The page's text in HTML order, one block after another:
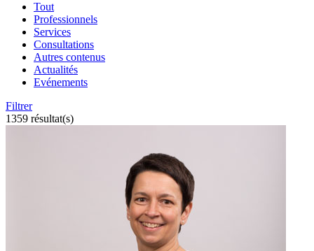
Tout
Professionnels
Services
Consultations
Autres contenus
Actualités
Evénements
Filtrer
1359 résultat(s)